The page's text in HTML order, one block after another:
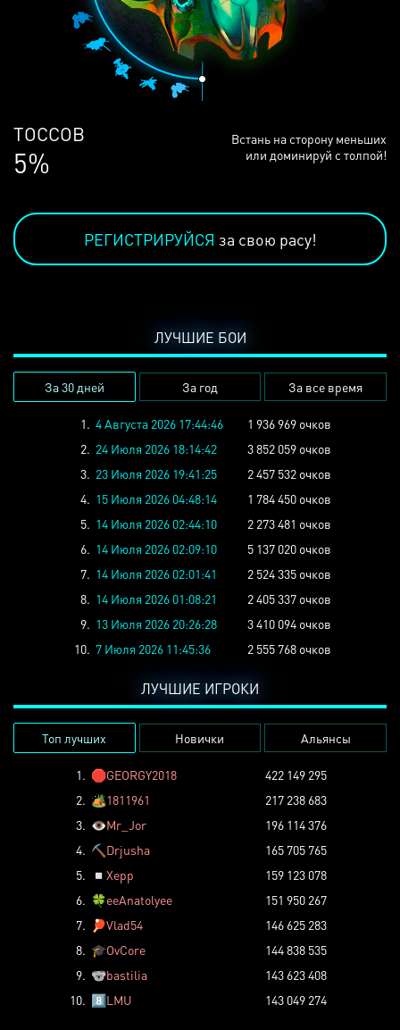
ЛЮДЕЙ
68%
Встань на сторону меньших
или доминируй с толпой!
РЕГИСТРИРУЙСЯ за свою расу!
ЛУЧШИЕ БОИ
За 30 дней За год За все время
1. 4 Августа 2026 17:44:46
1 936 969 очков
2. 24 Июля 2026 18:14:42
3 852 059 очков
3. 23 Июля 2026 19:41:25
2 457 532 очков
4. 15 Июля 2026 04:48:14
1 784 450 очков
5. 14 Июля 2026 02:44:10
2 273 481 очков
6. 14 Июля 2026 02:09:10
5 137 020 очков
7. 14 Июля 2026 02:01:41
2 524 335 очков
8. 14 Июля 2026 01:08:21
2 405 337 очков
9. 13 Июля 2026 20:26:28
3 410 094 очков
10. 7 Июля 2026 11:45:36 2 555 768 очков
ЛУЧШИЕ ИГРОКИ
Топ лучших Новички Альянсы
1. 🛑GEORGY2018
422 149 295
2. 🏕️1811961
217 238 683
3. 👁️Mr_Jor
196 114 376
4. ⛏️ Drjusha
165 705 765
5.
◽ Xepp
159 123 078
6. 🍀eeAnatolyee
151 950 267
7.
🏓Vlad54
146 625 283
8. 🎓OvCore
144 838 535
9. 🐨bastilia
143 623 408
10. 8️⃣LMU 143 049 274